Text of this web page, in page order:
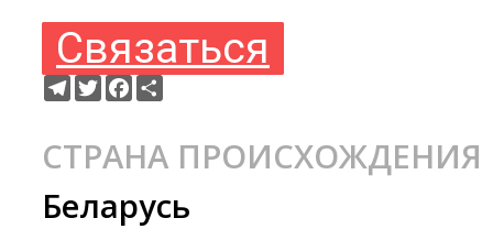
Связаться
Telegram
TwitterFacebook
СТРАНА ПРОИСХОЖДЕНИЯ
Беларусь